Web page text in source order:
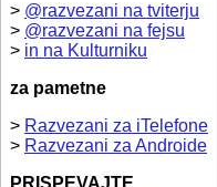
> @razvezani na tviterju
> @razvezani na fejsu
> in na Kulturniku
za pametne
> Razvezani za iTelefone
> Razvezani za Androide
PRISPEVAJTE